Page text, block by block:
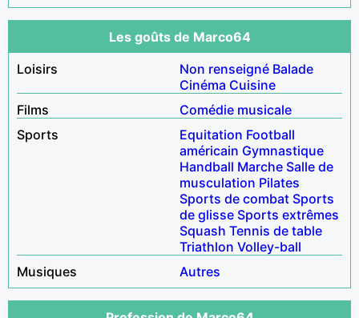
Les goûts de Marco64
Loisirs
Non renseigné Balade
Cinéma Cuisine
Films
Comédie musicale
Sports
Equitation Football
américain Gymnastique
Handball Marche Salle de
musculation Pilates
Sports de combat Sports
de glisse Sports extrêmes
Squash Tennis de table
Triathlon Volley-ball
Musiques
Autres